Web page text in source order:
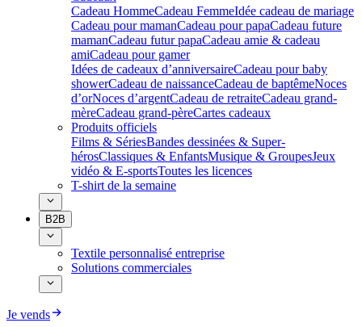
Cadeau HommeCadeau FemmeIdée cadeau de mariage​
Cadeau pour mamanCadeau pour papaCadeau future
mamanCadeau futur papaCadeau amie & cadeau
amiCadeau pour gamer
Idées de cadeaux d’anniversaireCadeau pour baby
showerCadeau de naissanceCadeau de baptêmeNoces
d’orNoces d’argentCadeau de retraiteCadeau grand-
mèreCadeau grand-pèreCartes cadeaux
Produits officiels
Films & SériesBandes dessinées & Super-
hérosClassiques & EnfantsMusique & GroupesJeux
vidéo & E-sportsToutes les licences
T-shirt de la semaine
B2B
Textile personnalisé entreprise
Solutions commerciales
Je vends